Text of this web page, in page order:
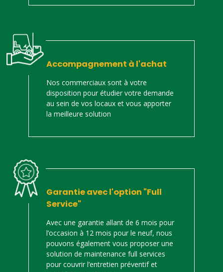
Accompagnement à l'achat
Nos commerciaux sont à votre
disposition pour étudier votre demande
au sein de vos locaux et vous apporter
la meilleure solution
Garantie avec l'option "Full
Service"
Avec une garantie allant de 6 mois pour
l’occasion à 12 mois pour le neuf, nous
pouvons également vous proposer une
solution de maintenance full services
pour couvrir l’entretien préventif et